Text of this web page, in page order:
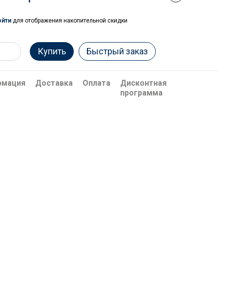
для отображения накопительной скидки
Купить Быстрый заказ
Доставка Оплата
Дисконтная
программа